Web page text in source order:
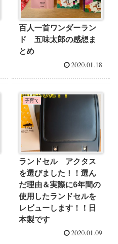
百人一首ワンダーラン
ド 五味太郎の感想ま
とめ
2020.01.18
子育て
ランドセル アクタス
を選びました！！選ん
だ理由＆実際に6年間の
使用したランドセルを
レビューします！！日
本製です
2020.01.09